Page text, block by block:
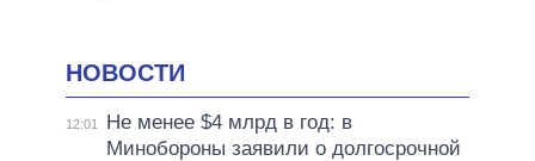
НОВОСТИ
12:01
Не менее $4 млрд в год: в
Минобороны заявили о долгосрочной